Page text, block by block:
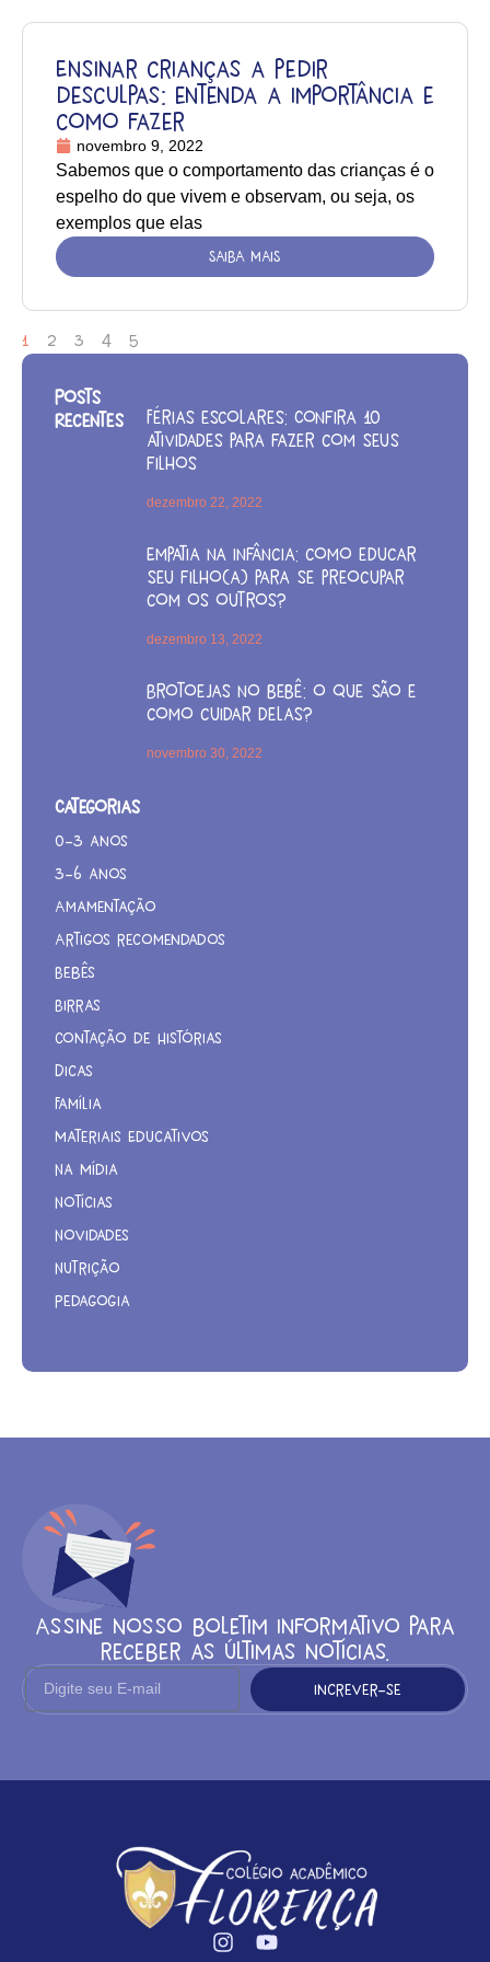
Ensinar crianças a pedir
desculpas: entenda a importância e
como fazer
novembro 9, 2022
Sabemos que o comportamento das crianças é o
espelho do que vivem e observam, ou seja, os
exemplos que elas
SAIBA MAIS
1 2 3 4 5
Posts
Recentes
Férias escolares: Confira 10
atividades para fazer com seus
filhos
dezembro 22, 2022
Empatia na infância: como educar
seu filho(a) para se preocupar
com os outros?
dezembro 13, 2022
Brotoejas no bebê: o que são e
como cuidar delas?
novembro 30, 2022
Categorias
0-3 anos
3-6 anos
Amamentação
Artigos recomendados
Bebês
Birras
Contação de Histórias
Dicas
Família
Materiais Educativos
Na Mídia
Notícias
Novidades
Nutrição
Pedagogia
Assine nosso boletim informativo para
receber as últimas notícias.
Increver-se